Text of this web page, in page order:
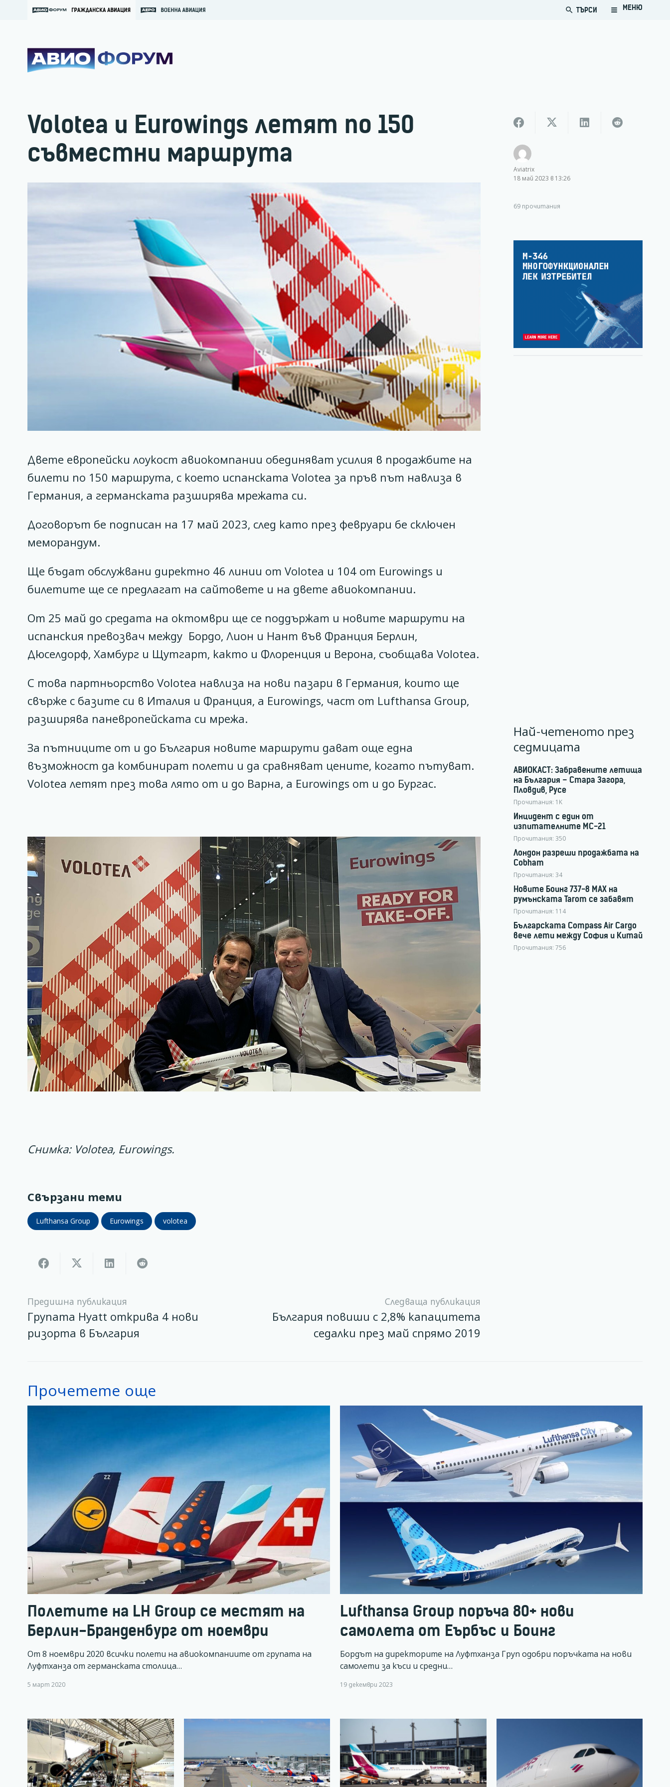
search ТЪРСИ МЕНЮ
Volotea и Eurowings летят по 150
съвместни маршрута
Двете европейски лоукост авиокомпании обединяват усилия в продажбите на
билети по 150 маршрута, с което испанската Volotea за пръв път навлиза в
Германия, а германската разширява мрежата си.
Договорът бе подписан на 17 май 2023, след като през февруари бе сключен
меморандум.
Ще бъдат обслужвани директно 46 линии от Volotea и 104 от Eurowings и
билетите ще се предлагат на сайтовете и на двете авиокомпании.
От 25 май до средата на октомври ще се поддържат и новите маршрути на
испанския превозвач между Бордо, Лион и Нант във Франция Берлин,
Дюселдорф, Хамбург и Щутгарт, както и Флоренция и Верона, съобщава Volotea.
С това партньорство Volotea навлиза на нови пазари в Германия, които ще
свърже с базите си в Италия и Франция, а Eurowings, част от Lufthansa Group,
разширява паневропейската си мрежа.
За пътниците от и до България новите маршрути дават още една
възможност да комбинират полети и да сравняват цените, когато пътуват.
Volotea летят през това лято от и до Варна, а Eurowings от и до Бургас.
Снимка: Volotea, Eurowings.
Свързани теми
Lufthansa Group Eurowings volotea
Предишна публикация
Групата Hyatt открива 4 нови
ризорта в България
Следваща публикация
България повиши с 2,8% капацитета
седалки през май спрямо 2019
Aviatrix
18 май 2023 в 13:26
69 прочитания
Най-четеното през
седмицата
АВИОКАСТ: Забравените летища
на България – Стара Загора,
Пловдив, Русе
Прочитания: 1K
Инцидент с един от
изпитателните МС-21
Прочитания: 350
Лондон разреши продажбата на
Cobham
Прочитания: 34
Новите Боинг 737-8 MAX на
румънската Tarom се забавят
Прочитания: 114
Българската Compass Air Cargo
вече лети между София и Китай
Прочитания: 756
Прочетете още
Полетите на LH Group се местят на
Берлин-Бранденбург от ноември
От 8 ноември 2020 всички полети на авиокомпаниите от групата на
Луфтханза от германската столица…
5 март 2020
Lufthansa Group поръча 80+ нови
самолета от Еърбъс и Боинг
Бордът на директорите на Луфтханза Груп одобри поръчката на нови
самолети за къси и средни…
19 декември 2023